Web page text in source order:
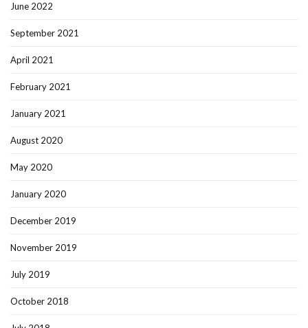
June 2022
September 2021
April 2021
February 2021
January 2021
August 2020
May 2020
January 2020
December 2019
November 2019
July 2019
October 2018